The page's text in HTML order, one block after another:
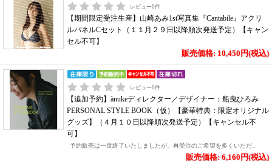
レビュー0件
【期間限定受注生産】山崎あみ1st写真集『Cantabile』アクリ
ルパネルCセット（１１月２９日以降順次発送予定）【キャン
セル不可】
販売価格: 10,450円(税込)
レビュー0件
【追加予約】ànukeディレクター／デザイナー：船曳ひろみ
PERSONAL STYLE BOOK（仮）【豪華特典：限定オリジナル
グッズ】（４月１０日以降順次発送予定）【キャンセル不
可】
予約販売は一度終了いたしましたが、再受注のご希望を多くいただ..
販売価格: 6,160円(税込)